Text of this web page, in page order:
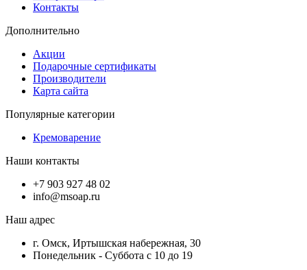
Контакты
Дополнительно
Акции
Подарочные сертификаты
Производители
Карта сайта
Популярные категории
Кремоварение
Наши контакты
+7 903 927 48 02
info@msoap.ru
Наш адрес
г. Омск, Иртышская набережная, 30
Понедельник - Суббота с 10 до 19